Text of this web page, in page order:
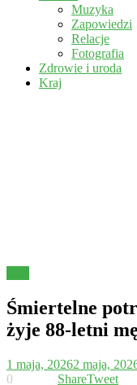
Muzyka
Zapowiedzi
Relacje
Fotografia
Zdrowie i uroda
Kraj
Śmiertelne
żyje 88-letni
1 maja, 20262 maja,
0
ShareTweet